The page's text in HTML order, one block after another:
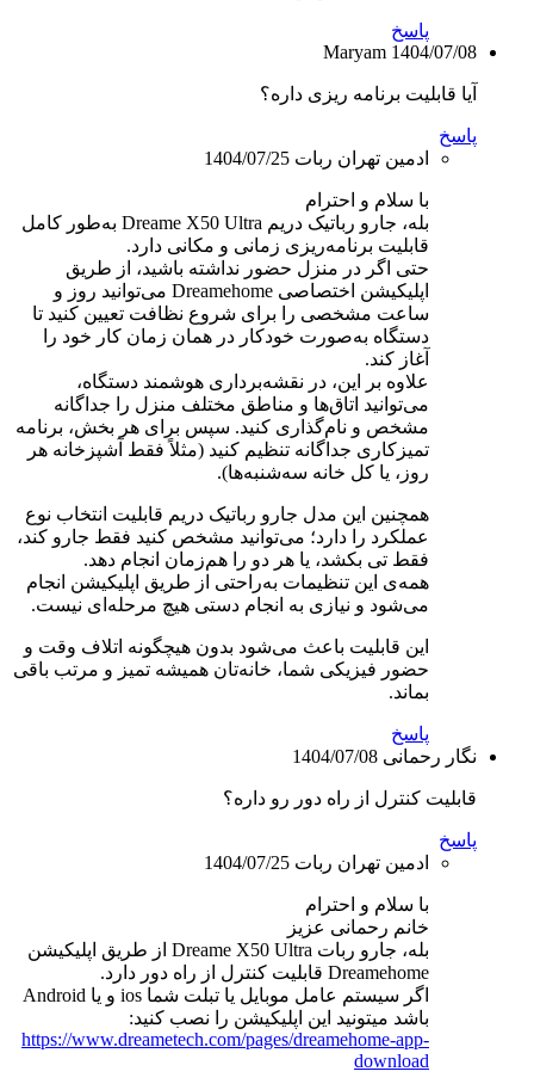
پاسخ
Maryam 1404/07/08
آیا قابلیت برنامه ریزی داره؟
پاسخ
ادمین تهران ربات 1404/07/25
با سلام و احترام
بله، جارو رباتیک دریم Dreame X50 Ultra به‌طور کامل
قابلیت برنامه‌ریزی زمانی و مکانی دارد.
حتی اگر در منزل حضور نداشته باشید، از طریق
اپلیکیشن اختصاصی Dreamehome می‌توانید روز و
ساعت مشخصی را برای شروع نظافت تعیین کنید تا
دستگاه به‌صورت خودکار در همان زمان کار خود را
آغاز کند.
علاوه بر این، در نقشه‌برداری هوشمند دستگاه،
می‌توانید اتاق‌ها و مناطق مختلف منزل را جداگانه
مشخص و نام‌گذاری کنید. سپس برای هر بخش، برنامه
تمیزکاری جداگانه تنظیم کنید (مثلاً فقط آشپزخانه هر
روز، یا کل خانه سه‌شنبه‌ها).
همچنین این مدل جارو رباتیک دریم قابلیت انتخاب نوع
عملکرد را دارد؛ می‌توانید مشخص کنید فقط جارو کند،
فقط تی بکشد، یا هر دو را هم‌زمان انجام دهد.
همه‌ی این تنظیمات به‌راحتی از طریق اپلیکیشن انجام
می‌شود و نیازی به انجام دستی هیچ مرحله‌ای نیست.
این قابلیت باعث می‌شود بدون هیچگونه اتلاف وقت و
حضور فیزیکی شما، خانه‌تان همیشه تمیز و مرتب باقی
بماند.
پاسخ
نگار رحمانی 1404/07/08
قابلیت کنترل از راه دور رو داره؟
پاسخ
ادمین تهران ربات 1404/07/25
با سلام و احترام
خانم رحمانی عزیز
بله، جارو ربات Dreame X50 Ultra از طریق اپلیکیشن
Dreamehome قابلیت کنترل از راه دور دارد.
اگر سیستم عامل موبایل یا تبلت شما ios و یا Android
باشد میتونید این اپلیکیشن را نصب کنید:
https://www.dreametech.com/pages/dreamehome-app-
download